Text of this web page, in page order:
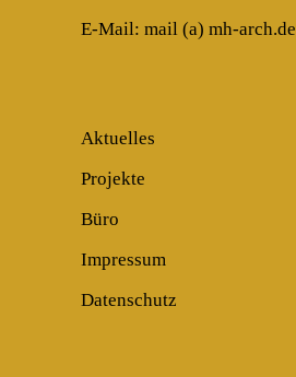
E-Mail: mail (a) mh-arch.de
Aktuelles
Projekte
Büro
Impressum
Datenschutz